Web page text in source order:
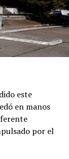
este
en manos
por el